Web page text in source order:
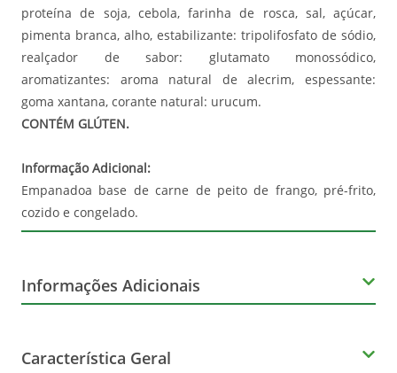
proteína de soja, cebola, farinha de rosca, sal, açúcar,
pimenta branca, alho, estabilizante: tripolifosfato de sódio,
realçador de sabor: glutamato monossódico,
aromatizantes: aroma natural de alecrim, espessante:
goma xantana, corante natural: urucum.
CONTÉM GLÚTEN.
Informação Adicional:
Empanadoa base de carne de peito de frango, pré-frito,
cozido e congelado.
Informações Adicionais
Natural
Característica Geral